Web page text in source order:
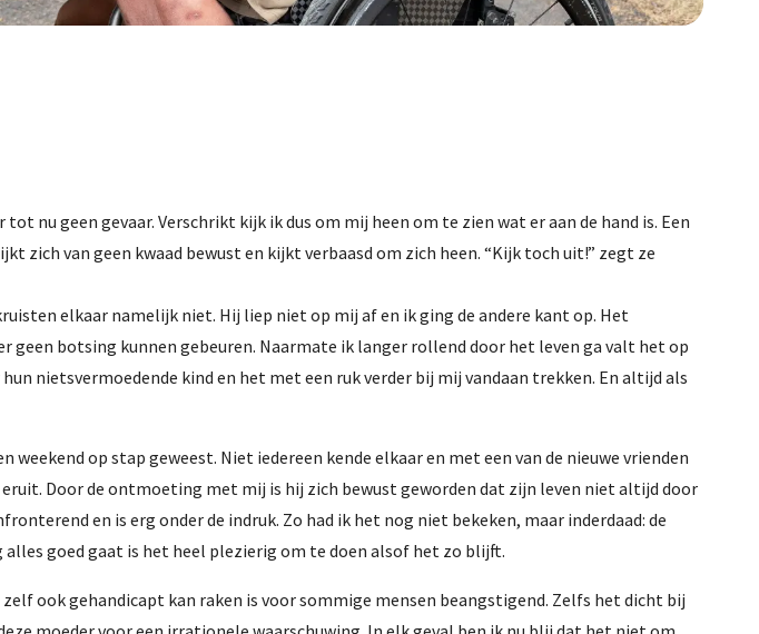
nu geen gevaar. Verschrikt kijk ik dus om mij heen om te zien wat er aan de hand is. Een
zich van geen kwaad bewust en kijkt verbaasd om zich heen. “Kijk toch uit!” zegt ze
elkaar namelijk niet. Hij liep niet op mij af en ik ging de andere kant op. Het
geen botsing kunnen gebeuren. Naarmate ik langer rollend door het leven ga valt het op
nietsvermoedende kind en het met een ruk verder bij mij vandaan trekken. En altijd als
op stap geweest. Niet iedereen kende elkaar en met een van de nieuwe vrienden
Door de ontmoeting met mij is hij zich bewust geworden dat zijn leven niet altijd door
en is erg onder de indruk. Zo had ik het nog niet bekeken, maar inderdaad: de
alles goed gaat is het heel plezierig om te doen alsof het zo blijft.
ook gehandicapt kan raken is voor sommige mensen beangstigend. Zelfs het dicht bij